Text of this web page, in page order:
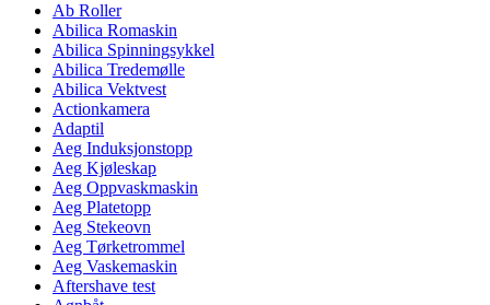
Ab Roller
Abilica Romaskin
Abilica Spinningsykkel
Abilica Tredemølle
Abilica Vektvest
Actionkamera
Adaptil
Aeg Induksjonstopp
Aeg Kjøleskap
Aeg Oppvaskmaskin
Aeg Platetopp
Aeg Stekeovn
Aeg Tørketrommel
Aeg Vaskemaskin
Aftershave test